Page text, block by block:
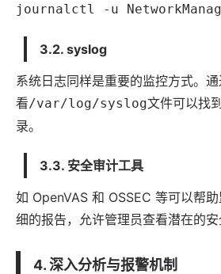
journalctl -u
3.2. syslog
系统日志同样是重要的监控方式。
看/var/log/syslog文件可以找
录。
3.3. 安全审计工具
如 OpenVAS 和 OSSEC 等可以帮
细的报告，允许管理员查看潜在的安
4. 深入分析与报警机制